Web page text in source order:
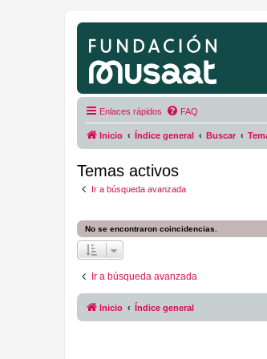
Enlaces rápidos FAQ
Inicio Índice general Buscar
Temas activos
Ir a búsqueda avanzada
No se encontraron coincidencias.
Ir a búsqueda avanzada
Inicio Índice general